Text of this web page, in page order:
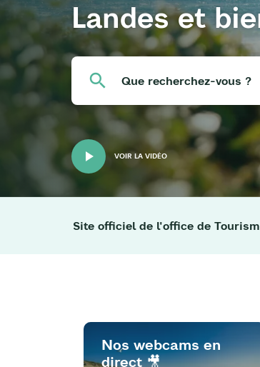
Landes et
Que recherchez-vous ?
VOIR LA VIDÉO
Site officiel de l'office de
Nos webcams en
direct 🎥